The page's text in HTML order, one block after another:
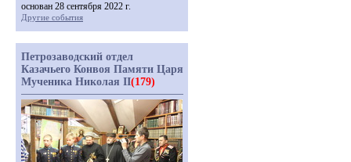
основан 28 сентября 2022 г.
Другие события
Петрозаводский отдел
Казачьего Конвоя Памяти Царя
Мученика Николая II(179)